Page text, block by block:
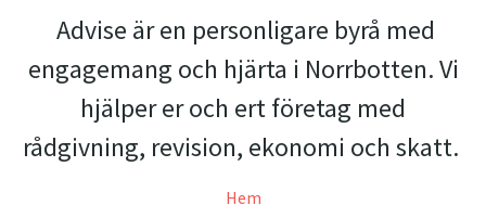
Advise är en personligare byrå med
engagemang och hjärta i Norrbotten. Vi
hjälper er och ert företag med
rådgivning, revision, ekonomi och skatt.
Hem